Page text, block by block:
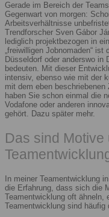
Gerade im Bereich der
Gegenwart von morgen:
Arbeitsverhältnisse
Trendforscher Sven Gábor
lediglich projektbezogen in
„freiwilligen Jobnomaden“
Düsseldorf oder anderswo in
bedeuten. Mit dieser
intensiv, ebenso wie mit der
mit dem eben
haben Sie schon einmal die
Vodafone oder anderen
gehört. Dazu später mehr.
Das sind
In meiner Teamentwicklung
die Erfahrung, dass sich die
Teamentwicklung oft ähneln,
Teamentwicklung sind häufig